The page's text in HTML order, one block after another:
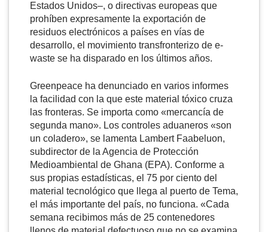
Estados Unidos–, o directivas europeas que
prohíben expresamente la exportación de
residuos electrónicos a países en vías de
desarrollo, el movimiento transfronterizo de e-
waste se ha disparado en los últimos años.
Greenpeace ha denunciado en varios informes
la facilidad con la que este material tóxico cruza
las fronteras. Se importa como «mercancía de
segunda mano». Los controles aduaneros «son
un coladero», se lamenta Lambert Faabeluon,
subdirector de la Agencia de Protección
Medioambiental de Ghana (EPA). Conforme a
sus propias estadísticas, el 75 por ciento del
material tecnológico que llega al puerto de Tema,
el más importante del país, no funciona. «Cada
semana recibimos más de 25 contenedores